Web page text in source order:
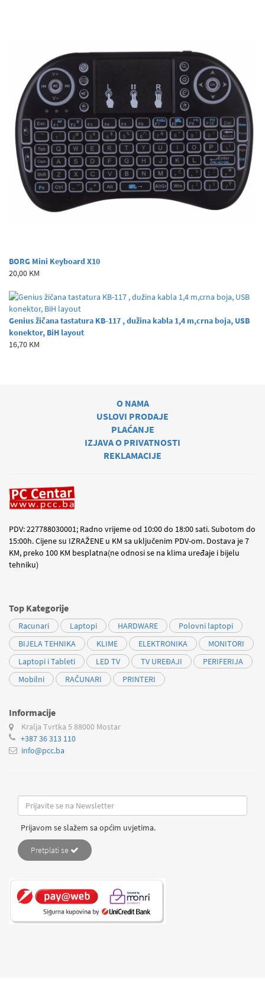
BORG Mini Keyboard X10
20,00 KM
Genius žičana tastatura KB-117 , dužina kabla 1,4 m,crna boja, USB
konektor, BiH layout
16,70 KM
O NAMA
USLOVI PRODAJE
PLAĆANJE
IZJAVA O PRIVATNOSTI
REKLAMACIJE
PDV: 227788030001; Radno vrijeme od 10:00 do 18:00 sati. Subotom do
15:00h. Cijene su IZRAŽENE u KM sa uključenim PDV-om. Dostava je 7
KM, preko 100 KM besplatna(ne odnosi se na klima uređaje i bijelu
tehniku)
Top Kategorije
Racunari Laptopi HARDWARE
Polovni laptopi
BIJELA TEHNIKA
KLIME ELEKTRONIKA
MONITORI
Laptopi i Tableti
LED TV TV UREĐAJI
PERIFERIJA
Mobilni
RAČUNARI PRINTERI
Informacije
Kralja Tvrtka 5 88000 Mostar
+387 36 313 110
info@pcc.ba
Prijavom se slažem sa općim uvjetima.
Pretplati se